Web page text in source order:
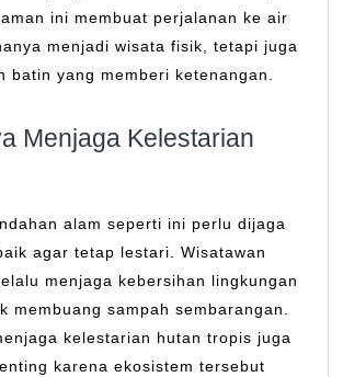
ini membuat perjalanan ke air
menjadi wisata fisik, tetapi juga
batin yang memberi ketenangan.
Menjaga Kelestarian
alam seperti ini perlu dijaga
agar tetap lestari. Wisatawan
menjaga kebersihan lingkungan
membuang sampah sembarangan.
kelestarian hutan tropis juga
karena ekosistem tersebut